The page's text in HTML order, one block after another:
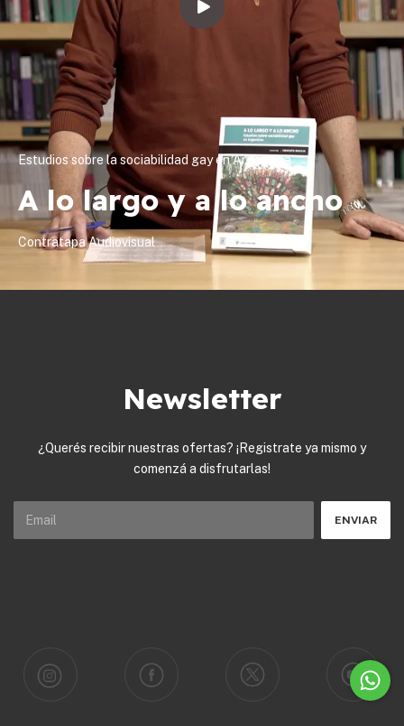
Estudios sobre la sociabilidad gay en Argentina
A lo largo y a lo ancho
Contratapa Audiovisual
Newsletter
¿Querés recibir nuestras ofertas? ¡Registrate ya mismo y
comenzá a disfrutarlas!